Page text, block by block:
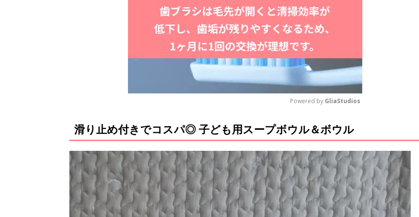
M
u
t
e
Powered by GliaStudios
滑り止め付きでコスパ◎ 子ども用スープボウル＆ボウル